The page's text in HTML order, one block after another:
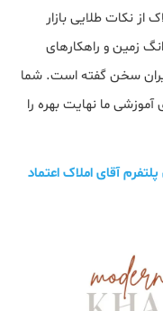
از نکات طلایی بازار
زمین و راهکارهای
سخن گفته است. شما
ما نهایت بهره را
پلتفرم آقای املاک اعتماد